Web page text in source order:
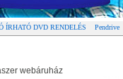
ÍRHATÓ DVD RENDELÉS Pendrive
webáruház